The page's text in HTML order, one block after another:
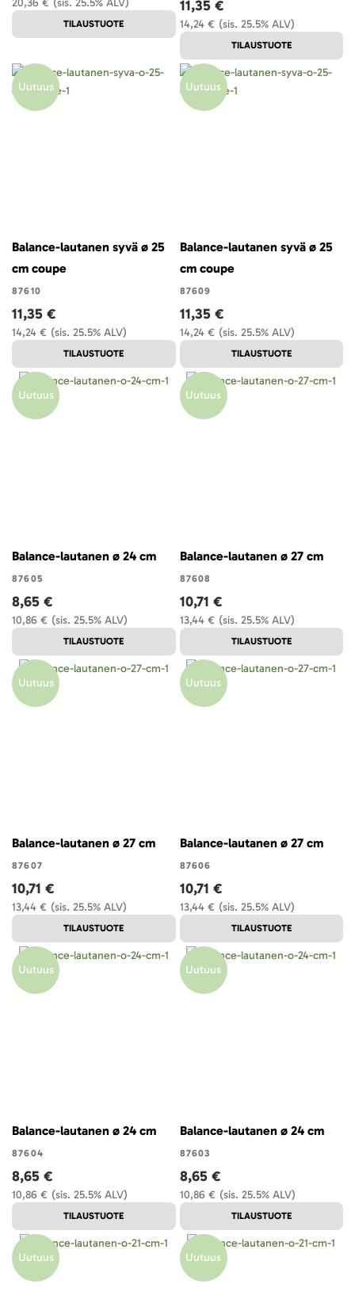
TILAUSTUOTE (sis. 25.5% ALV)
14,24 €
11,35 €
TILAUSTUOTE
Uutuus
Balance-lautanen syvä ø 25
cm coupe
87610
(sis. 25.5% ALV)
14,24 €
11,35 €
TILAUSTUOTE
Uutuus
Balance-lautanen syvä ø 25
cm coupe
87609
(sis. 25.5% ALV)
14,24 €
11,35 €
TILAUSTUOTE
Uutuus
Balance-lautanen ø 24 cm
87605
(sis. 25.5% ALV)
10,86 €
8,65 €
TILAUSTUOTE
Uutuus
Balance-lautanen ø 27 cm
87608
(sis. 25.5% ALV)
13,44 €
10,71 €
TILAUSTUOTE
Uutuus
Balance-lautanen ø 27 cm
87607
(sis. 25.5% ALV)
13,44 €
10,71 €
TILAUSTUOTE
Uutuus
Balance-lautanen ø 27 cm
87606
(sis. 25.5% ALV)
13,44 €
10,71 €
TILAUSTUOTE
Uutuus
Balance-lautanen ø 24 cm
87604
(sis. 25.5% ALV)
10,86 €
8,65 €
TILAUSTUOTE
Uutuus
Balance-lautanen ø 24 cm
87603
(sis. 25.5% ALV)
10,86 €
8,65 €
TILAUSTUOTE
Uutuus Uutuus